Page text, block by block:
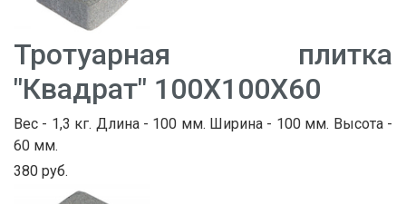
Тротуарная плитка
"Квадрат" 100Х100Х60
Вес - 1,3 кг. Длина - 100 мм. Ширина - 100 мм. Высота -
60 мм.
380 руб.